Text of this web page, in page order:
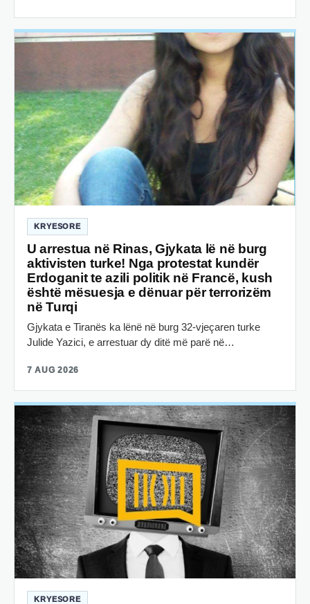
KRYESORE
U arrestua në Rinas, Gjykata lë në burg
aktivisten turke! Nga protestat kundër
Erdoganit te azili politik në Francë, kush
është mësuesja e dënuar për terrorizëm
në Turqi
Gjykata e Tiranës ka lënë në burg 32-vjeçaren turke
Julide Yazici, e arrestuar dy ditë më parë në…
7 AUG 2026
KRYESORE